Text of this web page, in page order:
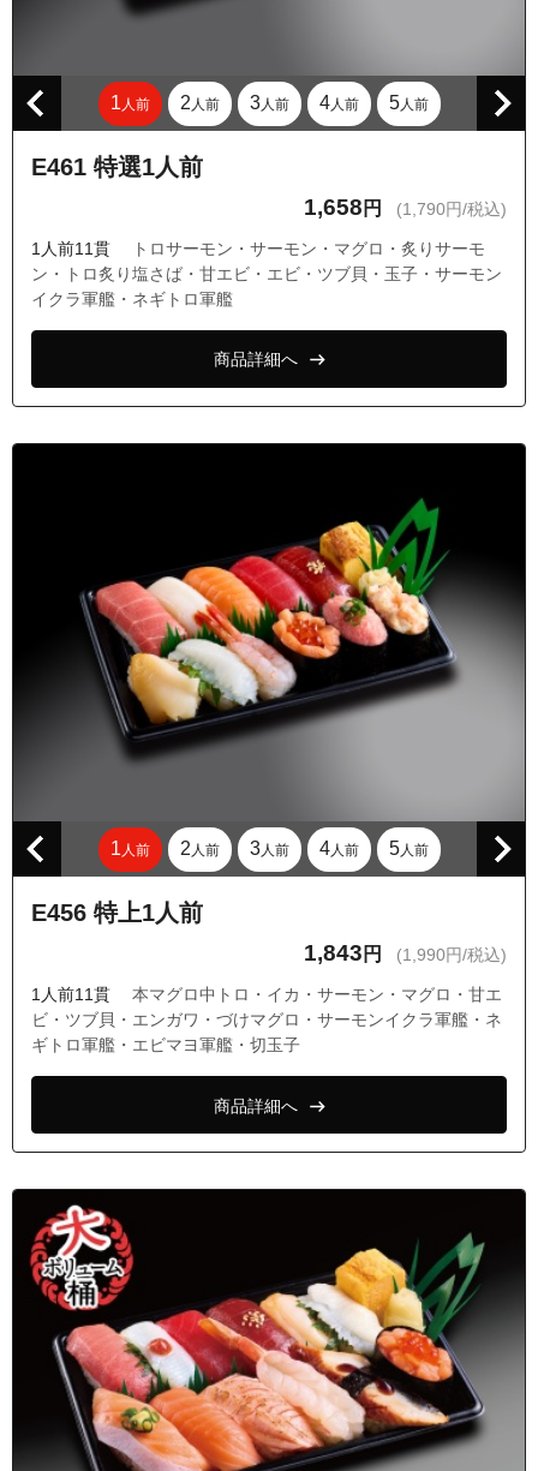
東京都東久留米市中央町１丁目
東京都東久留米市中央町３丁目
東京都東久留米市中央町５丁目
東京都東久留米市中央町６丁目
東京都東久留米市野火止１丁目
東京都東久留米市野火止２丁目
東京都東久留米市野火止３丁目
東京都東久留米市八幡町１丁目
東京都東久留米市八幡町２丁目
東京都東久留米市八幡町３丁目
東京都東久留米市氷川台２丁目
東京都東久留米市ひばりが丘団地
東京都東久留米市本町１丁目
東京都東久留米市本町２丁目
東京都東久留米市本町３丁目
東京都東久留米市本町４丁目
東京都東久留米市前沢２丁目
東京都東久留米市前沢３丁目
東京都東久留米市前沢４丁目
東京都東久留米市南沢１丁目
東京都東久留米市南沢２丁目
東京都東久留米市南沢４丁目
東京都東久留米市南沢５丁目
東京都東久留米市南町２丁目
東京都東久留米市南町３丁目
東京都東久留米市南町４丁目
東京都東久留米市柳窪１丁目
東京都東久留米市柳窪２丁目
東京都東久留米市柳窪３丁目
東京都東久留米市柳窪４丁目
1 人前 2 人前 3人前 4人前 5人前
E461 特選1人前
1,658 円 (1,790円/税込)
1人前11貫
トロサーモン・サーモン・マグロ・炙りサーモ
ン・トロ炙り塩さば・甘エビ・エビ・ツブ貝・玉子・サーモン
イクラ軍艦・ネギトロ軍艦
商品詳細へ
1人前 2 人前 3人前 4人前 5人前
E456 特上1人前
1,843 円 (1,990円/税込)
1人前11貫
本マグロ中トロ・イカ・サーモン・マグロ・甘エ
ビ・ツブ貝・エンガワ・づけマグロ・サーモンイクラ軍艦・ネ
ギトロ軍艦・エビマヨ軍艦・切玉子
商品詳細へ